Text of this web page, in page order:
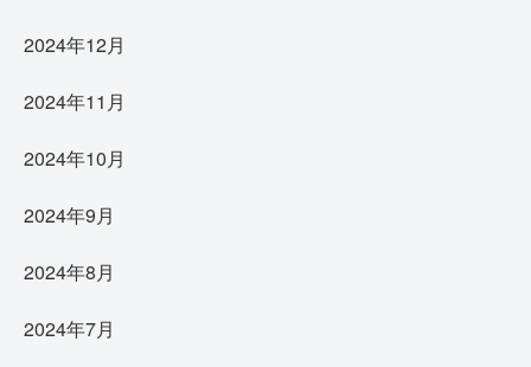
2024年12月
2024年11月
2024年10月
2024年9月
2024年8月
2024年7月